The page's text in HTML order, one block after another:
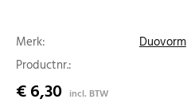
Merk:
Duovorm
Productnr.:
€ 6,30 incl. BTW